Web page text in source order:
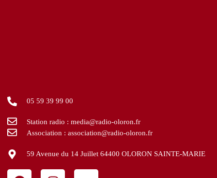
05 59 39 99 00
Station radio : media@radio-oloron.fr
Association : association@radio-oloron.fr
59 Avenue du 14 Juillet 64400 OLORON SAINTE-MARIE